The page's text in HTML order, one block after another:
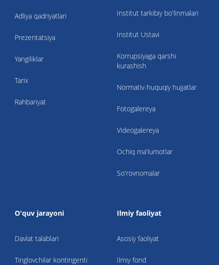
Adliya qadriyatlari
Prezentatsiya
Yangiliklar
Tarix
Rahbariyat
Institut tarkibiy bo'linmalari
Institut Ustavi
Korrupsiyaga qarshi
kurashish
Normativ-huquqiy hujjatlar
Fotogalereya
Videogalereya
Ochiq ma'lumotlar
So'rovnomalar
O'quv jarayoni
Davlat talablari
Tinglovchilar kontingenti
Ilmiy faoliyat
Asosiy faoliyat
Ilmiy fond